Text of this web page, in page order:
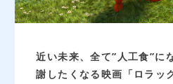
近い未来、全て”人工食”に
謝したくなる映画「ロラッ